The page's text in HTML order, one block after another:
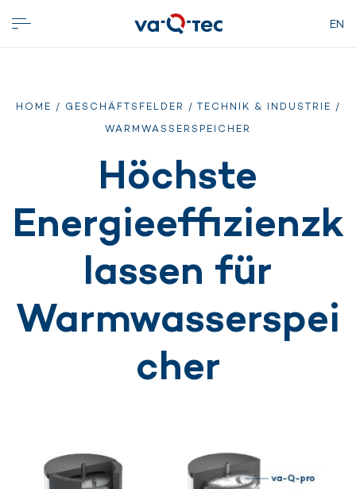
EN
HOME / GESCHÄFTSFELDER / TECHNIK & INDUSTRIE /
WARMWASSERSPEICHER
Höchste
Energieeffizienzk
lassen für
Warmwasserspei
cher